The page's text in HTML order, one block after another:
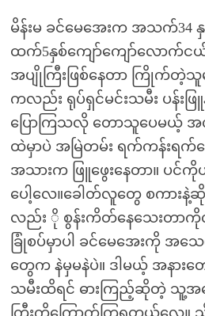
မိန်းမ ခင်မေအေးက အသက်34 နှ
ထက်5နှစ်ကျော်ကျော်လောက်င
အပျိုကြီးဖြစ်နေတာ ကြိုက်တဲ့
ကလည်း ရုပ်ရှင်မင်းသမီး ပန်း
ပြောကြသလို တောသူပေမယ့်
ထဲမှာပဲ အမြဲတမ်း ရက်ကန်းရ
အသားက ဖြူဖွေးနေတာ။ ပင်
ပေါ့လေ။ခေါတ်လူတွေ စကား
လည်း ို စွန်းကိတ်နေသေးတာကိုလ
ခြုံစပ်မှာပါ ခင်မေအေးကို အ
တွေက နဲမှမနဲပဲ။ ဒါမယ့် အနား
သမီးထိရင် ဓားကြည့်ဆိုတဲ့ သူ့
ကြီးကိုကြောက်ကြရတယ်လေ။